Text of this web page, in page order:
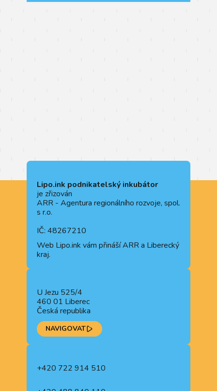
Lipo.ink podnikatelský inkubátor
je zřizován
ARR - Agentura regionálního rozvoje, spol.
s r.o.
IČ: 48267210
Web Lipo.ink vám přináší ARR a Liberecký
kraj.
U Jezu 525/4
460 01 Liberec
Česká republika
NAVIGOVAT
+420 722 914 510